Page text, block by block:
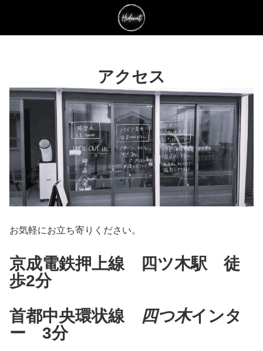
アクセス
お気軽にお立ち寄りください。
京成電鉄押上線 四ツ木駅 徒
歩2分
首都中央環状線 四つ木インタ
ー 3分